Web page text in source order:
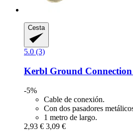
Cesta
5.0 (3)
Kerbl Ground
-5%
Cable de conexión.
Con dos pasadores
1 metro de largo.
2,93 € 3,09 €